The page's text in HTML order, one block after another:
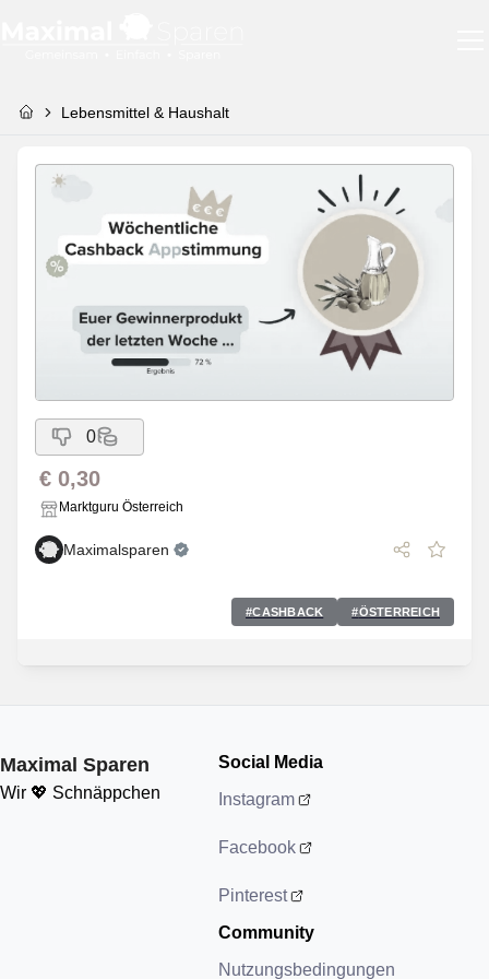
Lebensmittel & Haushalt
0
€ 0,30
Marktguru Österreich
Maximalsparen
#CASHBACK #ÖSTERREICH
Maximal Sparen
Wir 💖 Schnäppchen
Social Media
Instagram
Facebook
Pinterest
Community
Nutzungsbedingungen